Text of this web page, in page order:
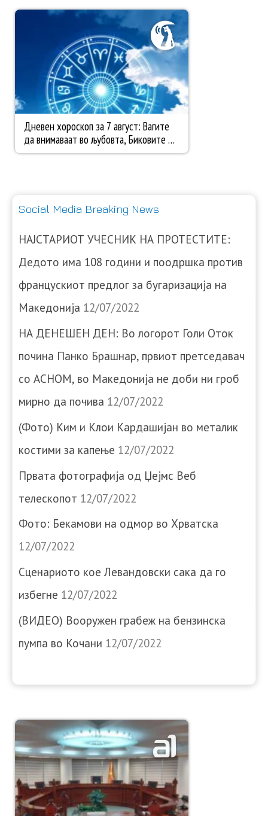
Social Media Breaking News
НАЈСТАРИОТ УЧЕСНИК НА ПРОТЕСТИТЕ:
Дедото има 108 години и поодршка против
францускиот предлог за бугаризација на
Македонија 12/07/2022
НА ДЕНЕШЕН ДЕН: Во логорот Голи Оток
почина Панко Брашнар, првиот претседавач
со АСНОМ, во Македонија не доби ни гроб
мирно да почива 12/07/2022
(Фото) Ким и Клои Кардашијан во металик
костими за капење 12/07/2022
Првата фотографија од Џејмс Веб
телескопот 12/07/2022
Фото: Бекамови на одмор во Хрватска
12/07/2022
Сценариото кое Левандовски сака да го
избегне 12/07/2022
(ВИДЕО) Вооружен грабеж на бензинска
пумпа во Кочани 12/07/2022